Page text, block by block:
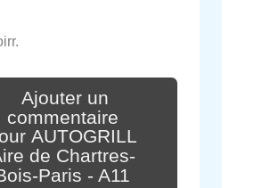
Ajouter un
commentaire
AUTOGRILL
de Chartres-
Paris - A11